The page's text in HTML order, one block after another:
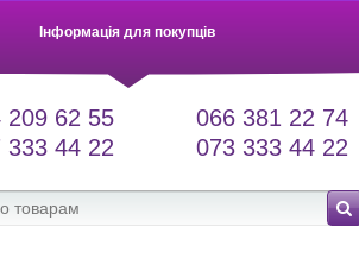
Інформація для покупців
209 62 55
333 44 22
066 381 22 74
073 333 44 22